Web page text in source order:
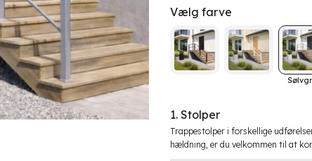
Vælg farve
1. Stolper
Trappestolper i forskellige
hældning, er du velkommen til at